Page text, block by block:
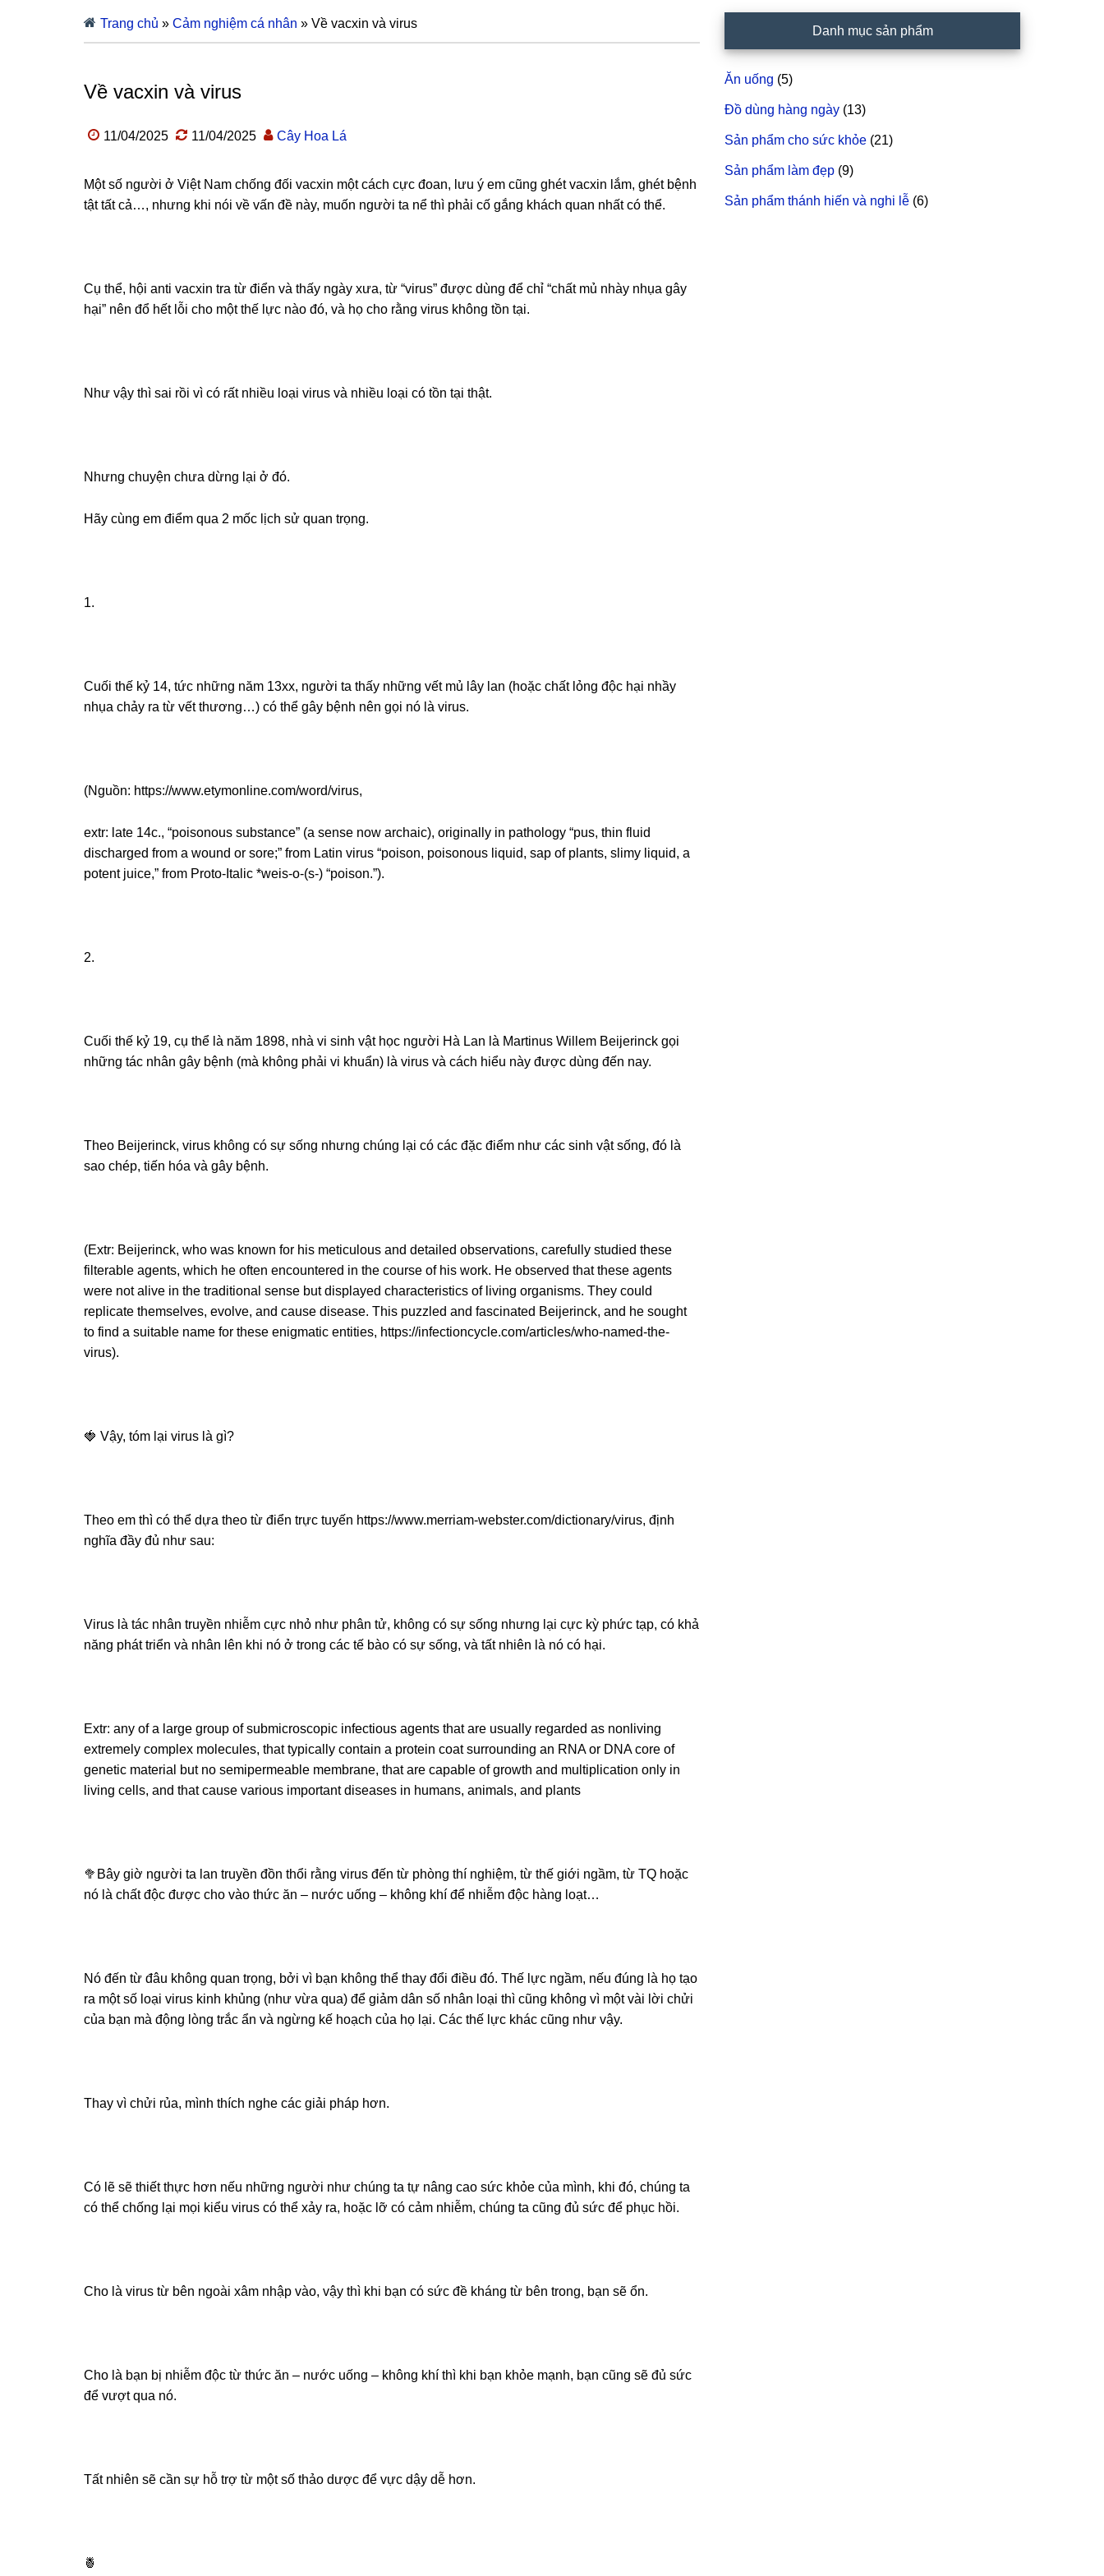
Trang chủ » Cảm nghiệm cá nhân » Về vacxin và virus
Về vacxin và virus
11/04/2025 11/04/2025 Cây Hoa Lá
Một số người ở Việt Nam chống đối vacxin một cách cực đoan, lưu ý em cũng ghét vacxin lắm, ghét bệnh
tật tất cả…, nhưng khi nói về vấn đề này, muốn người ta nể thì phải cố gắng khách quan nhất có thể.
Cụ thể, hội anti vacxin tra từ điển và thấy ngày xưa, từ “virus” được dùng để chỉ “chất mủ nhày nhụa gây
hại” nên đổ hết lỗi cho một thế lực nào đó, và họ cho rằng virus không tồn tại.
Như vậy thì sai rồi vì có rất nhiều loại virus và nhiều loại có tồn tại thật.
Nhưng chuyện chưa dừng lại ở đó.
Hãy cùng em điểm qua 2 mốc lịch sử quan trọng.
1.
Cuối thế kỷ 14, tức những năm 13xx, người ta thấy những vết mủ lây lan (hoặc chất lỏng độc hại nhầy
nhụa chảy ra từ vết thương…) có thể gây bệnh nên gọi nó là virus.
(Nguồn: https://www.etymonline.com/word/virus,
extr: late 14c., “poisonous substance” (a sense now archaic), originally in pathology “pus, thin fluid
discharged from a wound or sore;” from Latin virus “poison, poisonous liquid, sap of plants, slimy liquid, a
potent juice,” from Proto-Italic *weis-o-(s-) “poison.”).
2.
Cuối thế kỷ 19, cụ thể là năm 1898, nhà vi sinh vật học người Hà Lan là Martinus Willem Beijerinck gọi
những tác nhân gây bệnh (mà không phải vi khuẩn) là virus và cách hiểu này được dùng đến nay.
Theo Beijerinck, virus không có sự sống nhưng chúng lại có các đặc điểm như các sinh vật sống, đó là
sao chép, tiến hóa và gây bệnh.
(Extr: Beijerinck, who was known for his meticulous and detailed observations, carefully studied these
filterable agents, which he often encountered in the course of his work. He observed that these agents
were not alive in the traditional sense but displayed characteristics of living organisms. They could
replicate themselves, evolve, and cause disease. This puzzled and fascinated Beijerinck, and he sought
to find a suitable name for these enigmatic entities, https://infectioncycle.com/articles/who-named-the-
virus).
🍓 Vậy, tóm lại virus là gì?
Theo em thì có thể dựa theo từ điển trực tuyến https://www.merriam-webster.com/dictionary/virus, định
nghĩa đầy đủ như sau:
Virus là tác nhân truyền nhiễm cực nhỏ như phân tử, không có sự sống nhưng lại cực kỳ phức tạp, có khả
năng phát triển và nhân lên khi nó ở trong các tế bào có sự sống, và tất nhiên là nó có hại.
Extr: any of a large group of submicroscopic infectious agents that are usually regarded as nonliving
extremely complex molecules, that typically contain a protein coat surrounding an RNA or DNA core of
genetic material but no semipermeable membrane, that are capable of growth and multiplication only in
living cells, and that cause various important diseases in humans, animals, and plants
🥦Bây giờ người ta lan truyền đồn thổi rằng virus đến từ phòng thí nghiệm, từ thế giới ngầm, từ TQ hoặc
nó là chất độc được cho vào thức ăn – nước uống – không khí để nhiễm độc hàng loạt…
Nó đến từ đâu không quan trọng, bởi vì bạn không thể thay đổi điều đó. Thế lực ngầm, nếu đúng là họ tạo
ra một số loại virus kinh khủng (như vừa qua) để giảm dân số nhân loại thì cũng không vì một vài lời chửi
của bạn mà động lòng trắc ẩn và ngừng kế hoạch của họ lại. Các thế lực khác cũng như vậy.
Thay vì chửi rủa, mình thích nghe các giải pháp hơn.
Có lẽ sẽ thiết thực hơn nếu những người như chúng ta tự nâng cao sức khỏe của mình, khi đó, chúng ta
có thể chống lại mọi kiểu virus có thể xảy ra, hoặc lỡ có cảm nhiễm, chúng ta cũng đủ sức để phục hồi.
Cho là virus từ bên ngoài xâm nhập vào, vậy thì khi bạn có sức đề kháng từ bên trong, bạn sẽ ổn.
Cho là bạn bị nhiễm độc từ thức ăn – nước uống – không khí thì khi bạn khỏe mạnh, bạn cũng sẽ đủ sức
để vượt qua nó.
Tất nhiên sẽ cần sự hỗ trợ từ một số thảo dược để vực dậy dễ hơn.
🍍
chính
Danh mục sản phẩm
Ăn uống (5)
Đồ dùng hàng ngày (13)
Sản phẩm cho sức khỏe (21)
Sản phẩm làm đẹp (9)
Sản phẩm thánh hiến và nghi lễ (6)